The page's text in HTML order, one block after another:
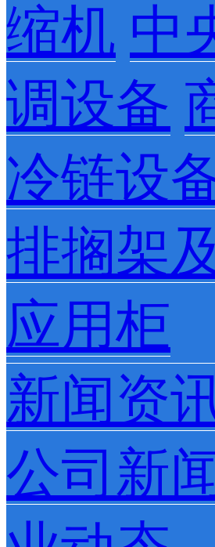
缩机 中
调设备
冷链设
排搁架
应用柜
新闻资
公司新